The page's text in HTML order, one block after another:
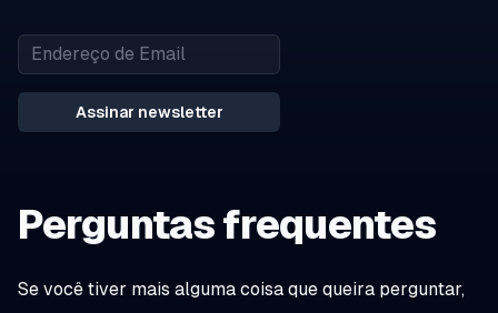
Assinar newsletter
Perguntas frequentes
Se você tiver mais alguma coisa que queira perguntar,